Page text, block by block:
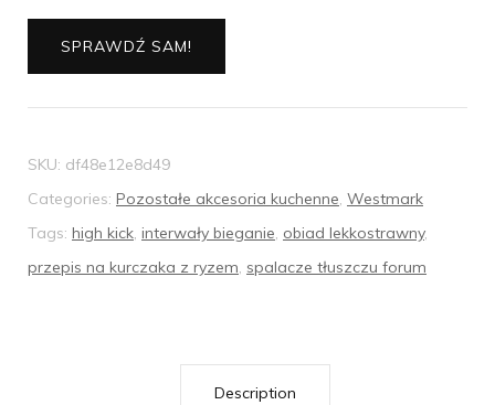
SPRAWDŹ SAM!
SKU: df48e12e8d49
Categories: Pozostałe akcesoria kuchenne, Westmark
Tags: high kick, interwały bieganie, obiad lekkostrawny,
przepis na kurczaka z ryzem, spalacze tłuszczu forum
Description